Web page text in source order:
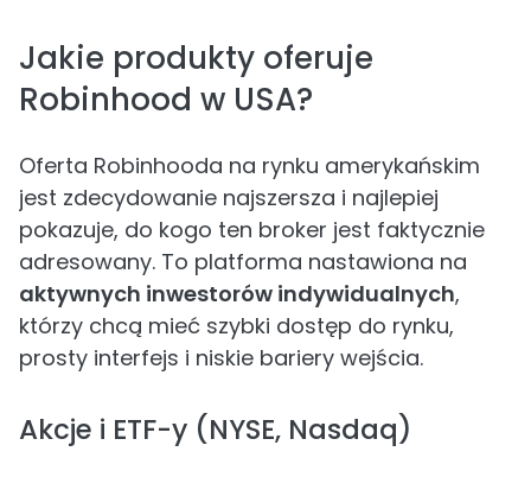
Jakie produkty oferuje
Robinhood w USA?
Oferta Robinhooda na rynku amerykańskim
jest zdecydowanie najszersza i najlepiej
pokazuje, do kogo ten broker jest faktycznie
adresowany. To platforma nastawiona na
aktywnych inwestorów indywidualnych,
którzy chcą mieć szybki dostęp do rynku,
prosty interfejs i niskie bariery wejścia.
Akcje i ETF-y (NYSE, Nasdaq)